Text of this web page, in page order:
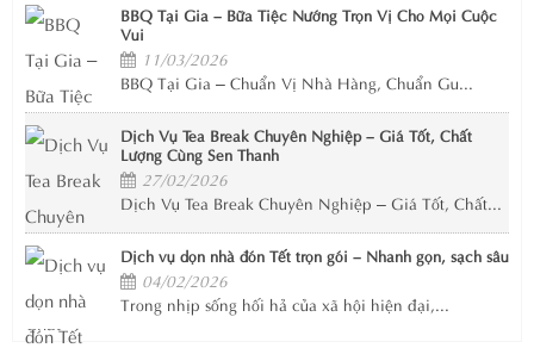
BBQ Tại Gia – Bữa Tiệc Nướng Trọn Vị Cho Mọi Cuộc
Vui
11/03/2026
BBQ Tại Gia – Chuẩn Vị Nhà Hàng, Chuẩn Gu...
Dịch Vụ Tea Break Chuyên Nghiệp – Giá Tốt, Chất
Lượng Cùng Sen Thanh
27/02/2026
Dịch Vụ Tea Break Chuyên Nghiệp – Giá Tốt, Chất...
Dịch vụ dọn nhà đón Tết trọn gói – Nhanh gọn, sạch sâu
04/02/2026
Trong nhịp sống hối hả của xã hội hiện đại,...